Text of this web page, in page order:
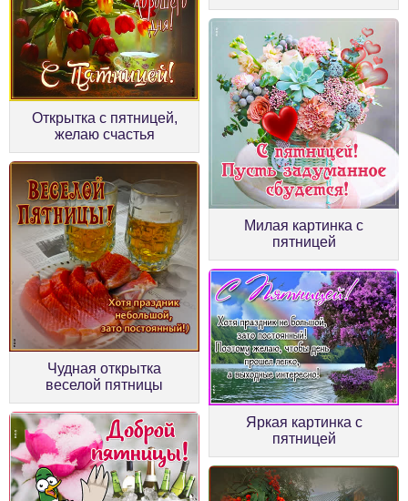
Открытка с пятницей,
желаю счастья
Милая картинка с
пятницей
Чудная открытка
веселой пятницы
Яркая картинка с
пятницей